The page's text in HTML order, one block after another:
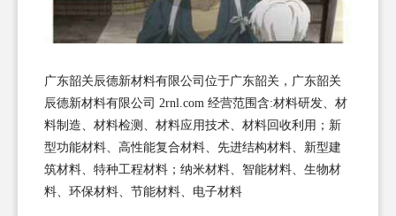
广东韶关辰德新材料有限公司位于广东韶关，广东韶关
辰德新材料有限公司 2rnl.com 经营范围含:材料研发、材
料制造、材料检测、材料应用技术、材料回收利用；新
型功能材料、高性能复合材料、先进结构材料、新型建
筑材料、特种工程材料；纳米材料、智能材料、生物材
料、环保材料、节能材料、电子材料